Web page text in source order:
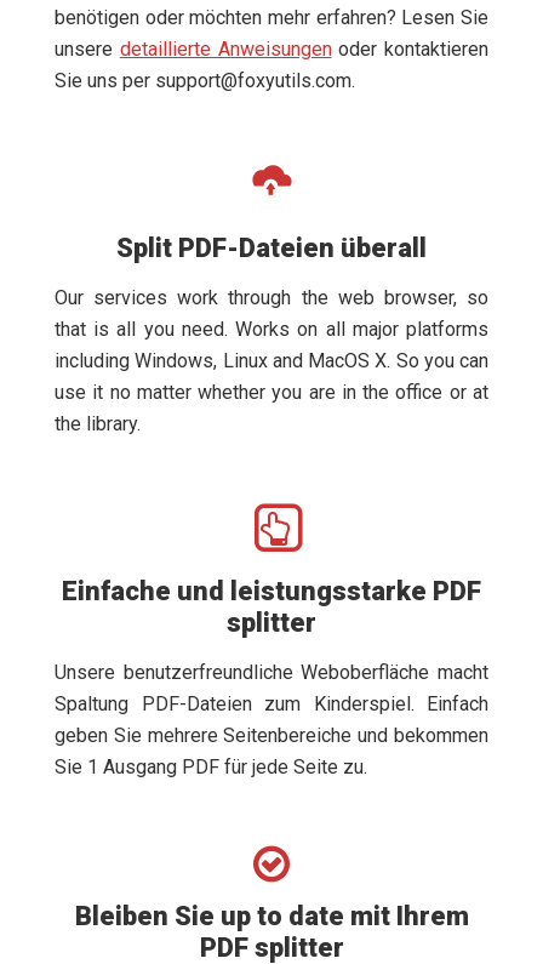
benötigen oder möchten mehr erfahren? Lesen Sie
unsere detaillierte Anweisungenoder kontaktieren
Sie uns per support@foxyutils.com.
Split PDF-Dateien überall
Our services work through the web browser, so
that is all you need. Works on all major platforms
including Windows, Linux and MacOS X. So you can
use it no matter whether you are in the office or at
the library.
Einfache und leistungsstarke PDF
splitter
Unsere benutzerfreundliche Weboberfläche macht
Spaltung PDF-Dateien zum Kinderspiel. Einfach
geben Sie mehrere Seitenbereiche und bekommen
Sie 1 Ausgang PDF für jede Seite zu.
Bleiben Sie up to date mit Ihrem
PDF splitter